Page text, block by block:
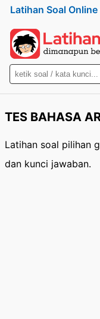
Latihan Soal Online
TES BAHASA
Latihan soal pilihan
dan kunci jawaban.